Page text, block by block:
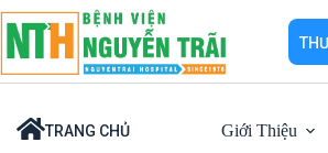
Chuyển
đến
phần
dung
TRANG CHỦ Giới Thiệu